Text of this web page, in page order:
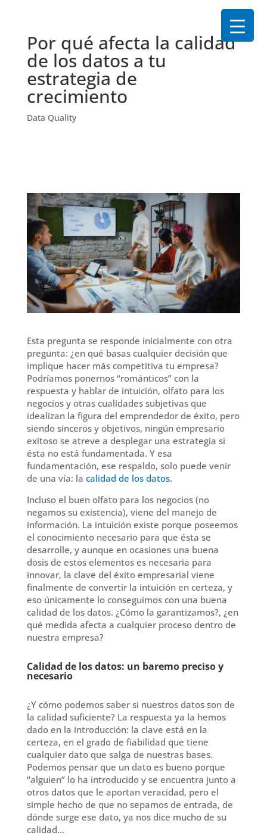
Por qué afecta la calidad
de los datos a tu
estrategia de
crecimiento
Data Quality
Esta pregunta se responde inicialmente con otra
pregunta: ¿en qué basas cualquier decisión que
implique hacer más competitiva tu empresa?
Podríamos ponernos “románticos” con la
respuesta y hablar de intuición, olfato para los
negocios y otras cualidades subjetivas que
idealizan la figura del emprendedor de éxito, pero
siendo sinceros y objetivos, ningún empresario
exitoso se atreve a desplegar una estrategia si
ésta no está fundamentada. Y esa
fundamentación, ese respaldo, solo puede venir
de una vía: la calidad de los datos.
Incluso el buen olfato para los negocios (no
negamos su existencia), viene del manejo de
información. La intuición existe porque poseemos
el conocimiento necesario para que ésta se
desarrolle, y aunque en ocasiones una buena
dosis de estos elementos es necesaria para
innovar, la clave del éxito empresarial viene
finalmente de convertir la intuición en certeza, y
eso únicamente lo conseguimos con una buena
calidad de los datos. ¿Cómo la garantizamos?, ¿en
qué medida afecta a cualquier proceso dentro de
nuestra empresa?
Calidad de los datos: un baremo preciso y
necesario
¿Y cómo podemos saber si nuestros datos son de
la calidad suficiente? La respuesta ya la hemos
dado en la introducción: la clave está en la
certeza, en el grado de fiabilidad que tiene
cualquier dato que salga de nuestras bases.
Podemos pensar que un dato es bueno porque
“alguien” lo ha introducido y se encuentra junto a
otros datos que le aportan veracidad, pero el
simple hecho de que no sepamos de entrada, de
dónde surge ese dato, ya nos dice mucho de su
calidad…